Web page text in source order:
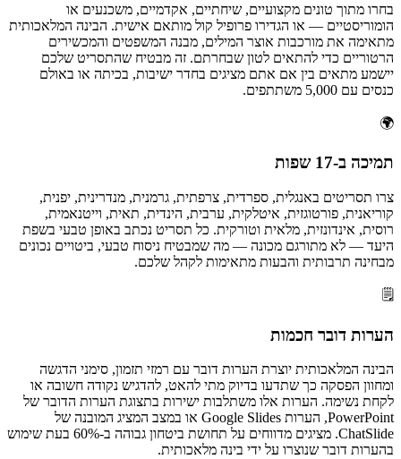
בחרו מתוך טונים מקצועיים, שיחתיים, אקדמיים, משכנעים או
הומוריסטיים — או הגדירו פרופיל קול מותאם אישית. הבינה המלאכותית
מתאימה את מורכבות אוצר המילים, מבנה המשפטים והמכשירים
הרטוריים כדי להתאים לטון שבחרתם. זה מבטיח שהתסריט שלכם
יישמע מתאים בין אם אתם מציגים בחדר ישיבות, בכיתה או באולם
כנסים עם 5,000 משתתפים.
🌍
תמיכה ב-17 שפות
צרו תסריטים באנגלית, ספרדית, צרפתית, גרמנית, מנדרינית, יפנית,
קוריאנית, פורטוגזית, איטלקית, ערבית, הינדית, תאית, וייטנאמית,
רוסית, אינדונזית, מלאית וטורקית. כל תסריט נכתב באופן טבעי בשפת
היעד — לא מתורגם מכונה — מה שמבטיח ניסוח טבעי, ביטויים נכונים
מבחינה תרבותית והבעות מתאימות לקהל שלכם.
🗒️
הערות דובר חכמות
הבינה המלאכותית יוצרת הערות דובר עם רמזי תזמון, סימני הדגשה
ומחוון הפסקה כך שתדעו בדיוק מתי להאט, להדגיש נקודה חשובה או
לקחת נשימה. הערות אלו משתלבות ישירות בתצוגת הערות הדובר של
PowerPoint, הערות Google Slides או במצב המציג המובנה של
ChatSlide. מציגים מדווחים על תחושת ביטחון גבוהה ב-60% בעת שימוש
בהערות דובר שנוצרו על ידי בינה מלאכותית.